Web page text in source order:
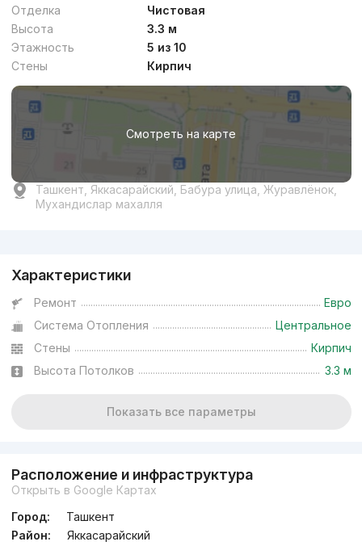
Отделка
Чистовая
Высота
3.3 м
Этажность
5 из 10
Стены
Кирпич
Смотреть на карте
Ташкент, Яккасарайский, Бабура улица, Журавлёнок,
Мухандислар махалля
Характеристики
Ремонт
Евро
Система Отопления
Центральное
Стены
Кирпич
Высота Потолков
3.3 м
Показать все параметры
Расположение и инфраструктура
Открыть в Google Картах
Город:
Ташкент
Район:
Яккасарайский